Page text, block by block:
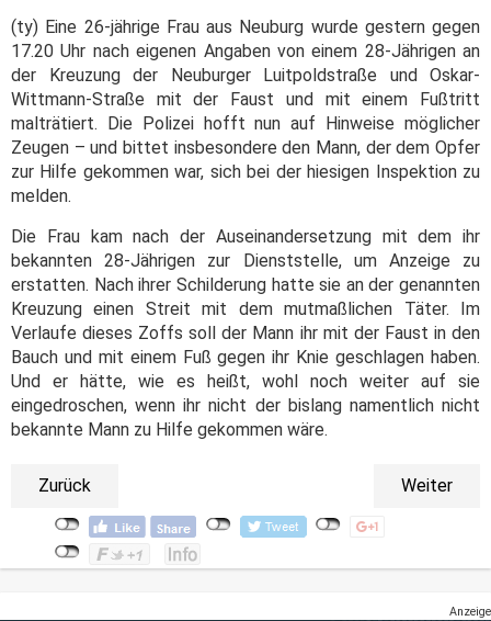
(ty) Eine 26-jährige Frau aus Neuburg wurde gestern gegen
17.20 Uhr nach eigenen Angaben von einem 28-Jährigen an
der Kreuzung der Neuburger Luitpoldstraße und Oskar-
Wittmann-Straße mit der Faust und mit einem Fußtritt
malträtiert. Die Polizei hofft nun auf Hinweise möglicher
Zeugen – und bittet insbesondere den Mann, der dem Opfer
zur Hilfe gekommen war, sich bei der hiesigen Inspektion zu
melden.
Die Frau kam nach der Auseinandersetzung mit dem ihr
bekannten 28-Jährigen zur Dienststelle, um Anzeige zu
erstatten. Nach ihrer Schilderung hatte sie an der genannten
Kreuzung einen Streit mit dem mutmaßlichen Täter. Im
Verlaufe dieses Zoffs soll der Mann ihr mit der Faust in den
Bauch und mit einem Fuß gegen ihr Knie geschlagen haben.
Und er hätte, wie es heißt, wohl noch weiter auf sie
eingedroschen, wenn ihr nicht der bislang namentlich nicht
bekannte Mann zu Hilfe gekommen wäre.
Zurück Weiter
Anzeige